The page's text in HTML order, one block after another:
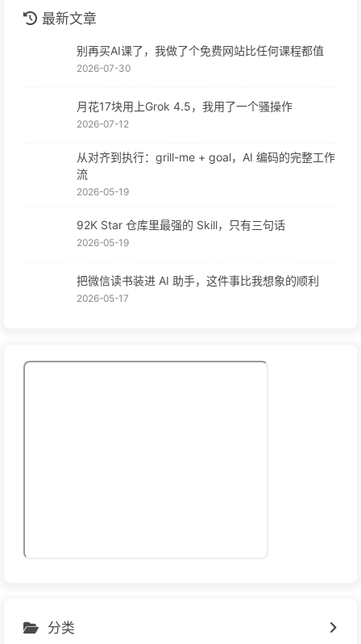
最新文章
别再买AI课了，我做了个免费网站比任何课程都值
2026-07-30
月花17块用上Grok 4.5，我用了一个骚操作
2026-07-12
从对齐到执行：grill-me + goal，AI 编码的完整工作
流
2026-05-19
92K Star 仓库里最强的 Skill，只有三句话
2026-05-19
把微信读书装进 AI 助手，这件事比我想象的顺利
2026-05-17
分类